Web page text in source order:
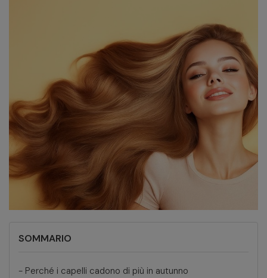
SOMMARIO
- Perché i capelli cadono di più in autunno